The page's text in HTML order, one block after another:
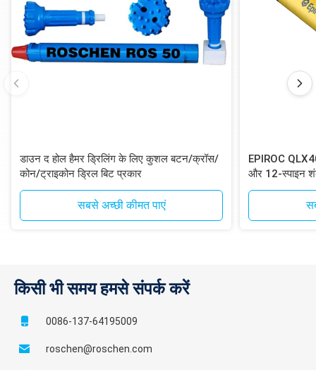
डाउन द होल हैमर ड्रिलिंग के लिए कुशल बटन/क्रॉस/
कोन/ट्राइकोन ड्रिल बिट प्रकार
सबसे अच्छी कीमत पाएं
EPIROC
और 12-स्पाइन
ड्रिलिंग के लिए
किसी भी समय हमसे संपर्क करें
0086-137-64195009
roschen@roschen.com